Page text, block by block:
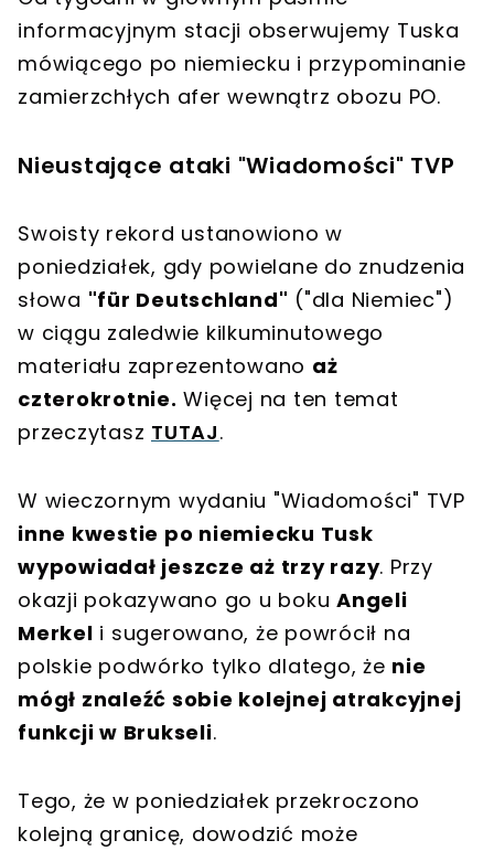
informacyjnym stacji obserwujemy Tuska
mówiącego po niemiecku i przypominanie
zamierzchłych afer wewnątrz obozu PO.
Nieustające ataki "Wiadomości" TVP
Swoisty rekord ustanowiono w
poniedziałek, gdy powielane do znudzenia
słowa "für Deutschland" ("dla Niemiec")
w ciągu zaledwie kilkuminutowego
materiału zaprezentowano aż
czterokrotnie. Więcej na ten temat
przeczytasz TUTAJ.
W wieczornym wydaniu "Wiadomości" TVP
inne kwestie po niemiecku Tusk
wypowiadał jeszcze aż trzy razy. Przy
okazji pokazywano go u boku Angeli
Merkel i sugerowano, że powrócił na
polskie podwórko tylko dlatego, że nie
mógł znaleźć sobie kolejnej atrakcyjnej
funkcji w Brukseli.
Tego, że w poniedziałek przekroczono
kolejną granicę, dowodzić może